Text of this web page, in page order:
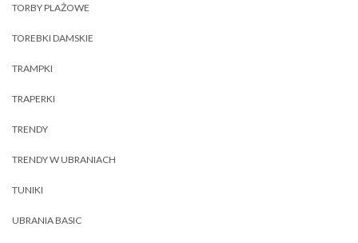
TORBY PLAŻOWE
TOREBKI DAMSKIE
TRAMPKI
TRAPERKI
TRENDY
TRENDY W UBRANIACH
TUNIKI
UBRANIA BASIC